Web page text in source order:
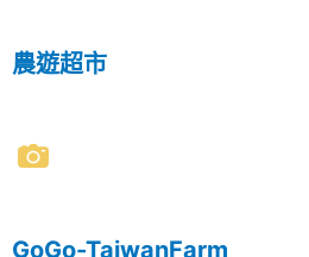
農遊超市
GoGo-TaiwanFarm